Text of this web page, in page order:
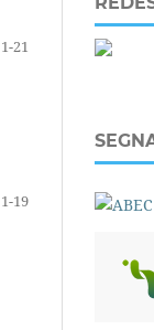
1-21
1-19